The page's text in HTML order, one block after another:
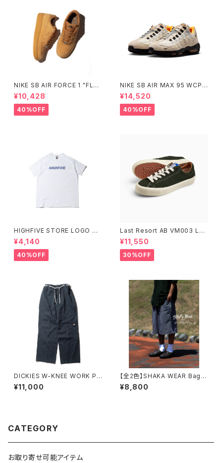
NIKE SB AIR FORCE 1 "FLA
X" ナイキ エスビー エアフォー
スワン フラックス ウィート HM8
517-200 Small Size
¥10,428
40%OFF
NIKE SB AIR MAX 95 WCP
ナイキエスビー エアマックス フ
ットボールコレクション Small
Size
¥14,520
40%OFF
HIGHFIVE STORE LOGO PO
CKET TEE
¥4,140
40%OFF
Last Resort AB VM003 LO
OLIVE/WHITE
¥11,550
30%OFF
DICKIES W-KNEE WORK PA
NT NBD CUSTOM F
¥11,000
【全2色】SHAKA WEAR Bagg
y Plaid Short シャカウェア バ
ギー プレイド チェック ショーツ
¥8,800
CATEGORY
お取り寄せ可能アイテム